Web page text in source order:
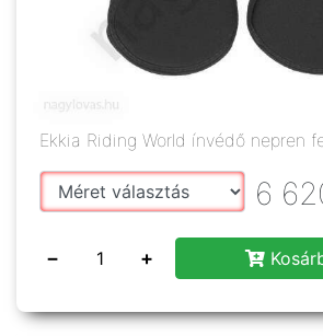
Ekkia Riding World ínvédő nepren
6
− +